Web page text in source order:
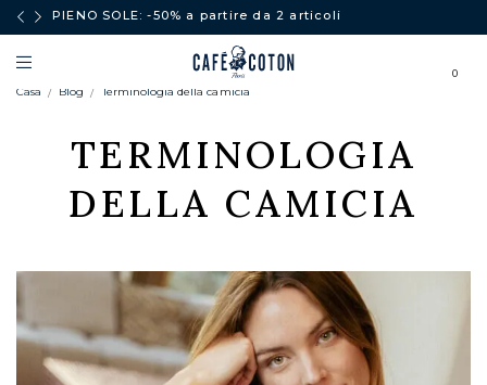
PIENO SOLE: -50% a partire da 2 articoli
0
Casa Blog Terminologia della camicia
TERMINOLOGIA
DELLA CAMICIA